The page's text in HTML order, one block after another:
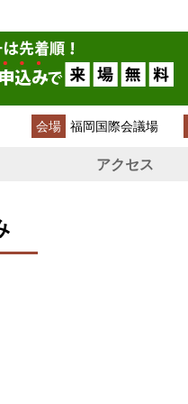
会場 福岡国際会議場
アクセス